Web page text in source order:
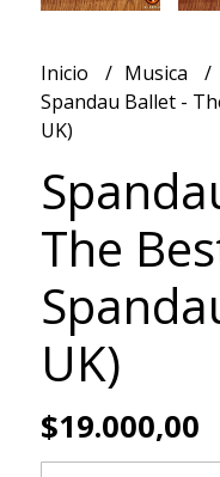
Inicio Musica
Spandau Ballet -
UK)
The
UK)
$19.000,00